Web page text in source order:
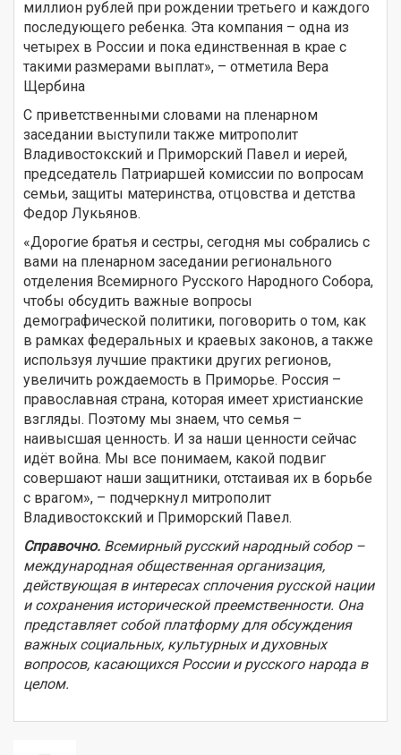
миллион рублей при рождении третьего и каждого
последующего ребенка. Эта компания – одна из
четырех в России и пока единственная в крае с
такими размерами выплат», – отметила Вера
Щербина
С приветственными словами на пленарном
заседании выступили также митрополит
Владивостокский и Приморский Павел и иерей,
председатель Патриаршей комиссии по вопросам
семьи, защиты материнства, отцовства и детства
Федор Лукьянов.
«Дорогие братья и сестры, сегодня мы собрались с
вами на пленарном заседании регионального
отделения Всемирного Русского Народного Собора,
чтобы обсудить важные вопросы
демографической политики, поговорить о том, как
в рамках федеральных и краевых законов, а также
используя лучшие практики других регионов,
увеличить рождаемость в Приморье. Россия –
православная страна, которая имеет христианские
взгляды. Поэтому мы знаем, что семья –
наивысшая ценность. И за наши ценности сейчас
идёт война. Мы все понимаем, какой подвиг
совершают наши защитники, отстаивая их в борьбе
с врагом», – подчеркнул митрополит
Владивостокский и Приморский Павел.
Справочно. Всемирный русский народный собор –
международная общественная организация,
действующая в интересах сплочения русской нации
и сохранения исторической преемственности. Она
представляет собой платформу для обсуждения
важных социальных, культурных и духовных
вопросов, касающихся России и русского народа в
целом.